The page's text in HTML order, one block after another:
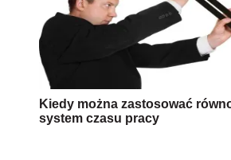
Kiedy można zastosować
system czasu pracy